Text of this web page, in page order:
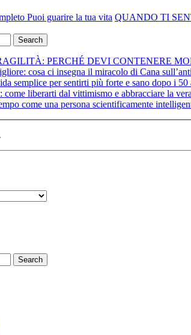
Puoi guarire la tua vita QUANDO TI
Search
PERCHÉ DEVI CONTENERE
cosa ci insegna il miracolo di Cana
semplice per sentirti più forte e sano dopo i 50
come liberarti dal vittimismo e abbracciare la
come una persona scientificamente
Search